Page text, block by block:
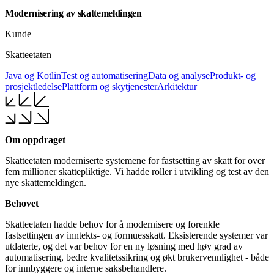
Modernisering av skattemeldingen
Kunde
Skatteetaten
Java og KotlinTest og automatiseringData og analyseProdukt- og
prosjektledelsePlattform og skytjenesterArkitektur
Om oppdraget
Skatteetaten moderniserte systemene for fastsetting av skatt for over
fem millioner skattepliktige. Vi hadde roller i utvikling og test av den
nye skattemeldingen.
Behovet
Skatteetaten hadde behov for å modernisere og forenkle
fastsettingen av inntekts- og formuesskatt. Eksisterende systemer var
utdaterte, og det var behov for en ny løsning med høy grad av
automatisering, bedre kvalitetssikring og økt brukervennlighet - både
for innbyggere og interne saksbehandlere.